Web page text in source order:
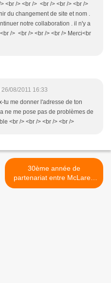
<br /> <br /> <br /> <br /> <br />
du changement de site et nom .
notre collaboration . il n'y a
/> <br /> <br /> <br /> Merci<br
26/08/2011 16:33
tu me donner l'adresse de ton
ne me pose pas de problèmes de
<br /> <br /> <br /> <br />
30ème année de
partenariat entre McLaren
et Hugo Boss >